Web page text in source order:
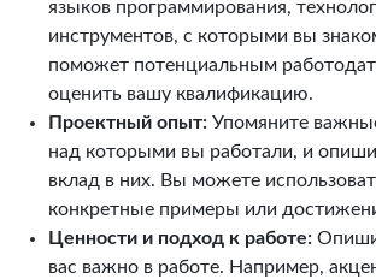
языков программирования,
инструментов, с которыми вы
поможет потенциальным
оценить вашу квалификацию.
Проектный опыт: Упомяните
над которыми вы работали, и
вклад в них. Вы можете
конкретные примеры или
Ценности и подход к работе:
вас важно в работе. Например,